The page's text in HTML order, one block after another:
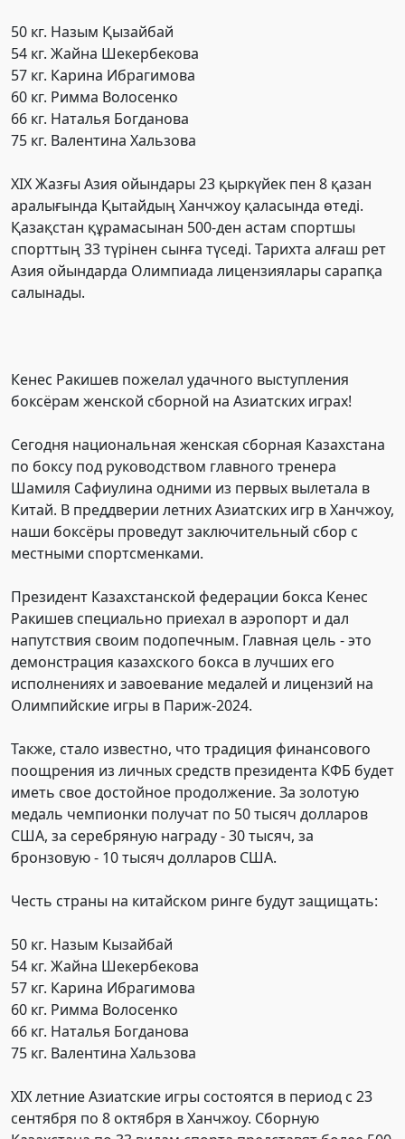
50 кг. Назым Қызайбай
54 кг. Жайна Шекербекова
57 кг. Карина Ибрагимова
60 кг. Римма Волосенко
66 кг. Наталья Богданова
75 кг. Валентина Хальзова
XIX Жазғы Азия ойындары 23 қыркүйек пен 8 қазан
аралығында Қытайдың Ханчжоу қаласында өтеді.
Қазақстан құрамасынан 500-ден астам спортшы
спорттың 33 түрінен сынға түседі. Тарихта алғаш рет
Азия ойындарда Олимпиада лицензиялары сарапқа
салынады.
Кенес Ракишев пожелал удачного выступления
боксёрам женской сборной на Азиатских играх!
Сегодня национальная женская сборная Казахстана
по боксу под руководством главного тренера
Шамиля Сафиулина одними из первых вылетала в
Китай. В преддверии летних Азиатских игр в Ханчжоу,
наши боксёры проведут заключительный сбор с
местными спортсменками.
Президент Казахстанской федерации бокса Кенес
Ракишев специально приехал в аэропорт и дал
напутствия своим подопечным. Главная цель - это
демонстрация казахского бокса в лучших его
исполнениях и завоевание медалей и лицензий на
Олимпийские игры в Париж-2024.
Также, стало известно, что традиция финансового
поощрения из личных средств президента КФБ будет
иметь свое достойное продолжение. За золотую
медаль чемпионки получат по 50 тысяч долларов
США, за серебряную награду - 30 тысяч, за
бронзовую - 10 тысяч долларов США.
Честь страны на китайском ринге будут защищать:
50 кг. Назым Кызайбай
54 кг. Жайна Шекербекова
57 кг. Карина Ибрагимова
60 кг. Римма Волосенко
66 кг. Наталья Богданова
75 кг. Валентина Хальзова
XIX летние Азиатские игры состоятся в период с 23
сентября по 8 октября в Ханчжоу. Сборную